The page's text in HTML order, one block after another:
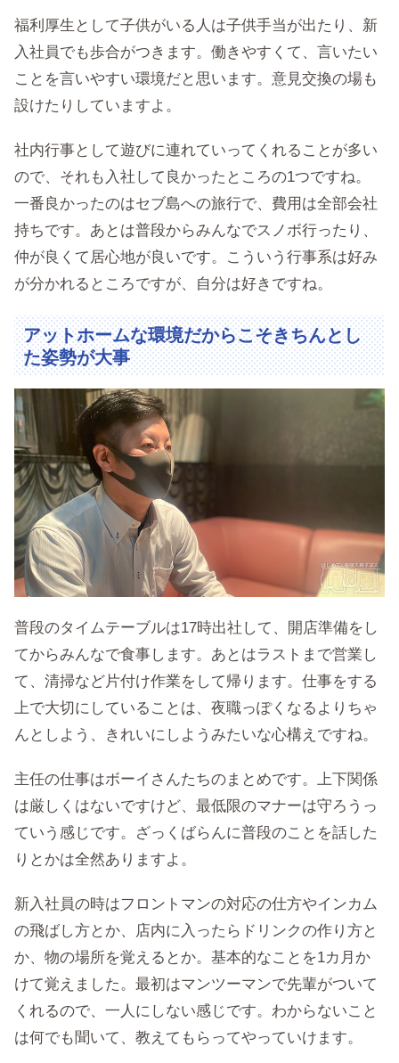
福利厚生として子供がいる人は子供手当が出たり、新
入社員でも歩合がつきます。働きやすくて、言いたい
ことを言いやすい環境だと思います。意見交換の場も
設けたりしていますよ。
社内行事として遊びに連れていってくれることが多い
ので、それも入社して良かったところの1つですね。
一番良かったのはセブ島への旅行で、費用は全部会社
持ちです。あとは普段からみんなでスノボ行ったり、
仲が良くて居心地が良いです。こういう行事系は好み
が分かれるところですが、自分は好きですね。
アットホームな環境だからこそきちんとし
た姿勢が大事
普段のタイムテーブルは17時出社して、開店準備をし
てからみんなで食事します。あとはラストまで営業し
て、清掃など片付け作業をして帰ります。仕事をする
上で大切にしていることは、夜職っぽくなるよりちゃ
んとしよう、きれいにしようみたいな心構えですね。
主任の仕事はボーイさんたちのまとめです。上下関係
は厳しくはないですけど、最低限のマナーは守ろうっ
ていう感じです。ざっくばらんに普段のことを話した
りとかは全然ありますよ。
新入社員の時はフロントマンの対応の仕方やインカム
の飛ばし方とか、店内に入ったらドリンクの作り方と
か、物の場所を覚えるとか。基本的なことを1カ月か
けて覚えました。最初はマンツーマンで先輩がついて
くれるので、一人にしない感じです。わからないこと
は何でも聞いて、教えてもらってやっていけます。